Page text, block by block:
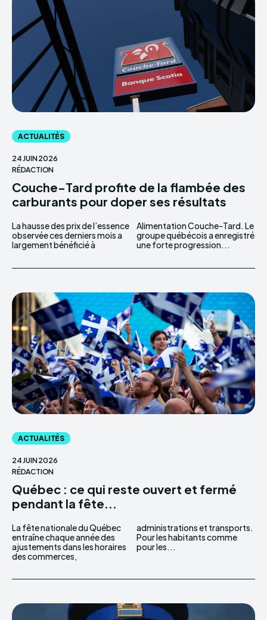
ACTUALITÉS
24 JUIN 2026
RÉDACTION
Couche-Tard profite de la flambée des
carburants pour doper ses résultats
La hausse des prix de l’essence
observée ces derniers mois a
largement bénéficié à
Alimentation Couche-Tard. Le
groupe québécois a enregistré
une forte progression...
ACTUALITÉS
24 JUIN 2026
RÉDACTION
Québec : ce qui reste ouvert et fermé
pendant la fête...
La fête nationale du Québec
entraîne chaque année des
ajustements dans les horaires
des commerces,
administrations et transports.
Pour les habitants comme
pour les...